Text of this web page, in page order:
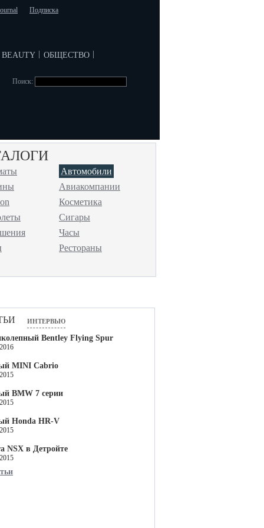
Подписка
beauty общество
Поиск:
Автомобили
Авиакомпании
Косметика
Сигары
Часы
Рестораны
интервью
Bentley Flying Spur
MINI Cabrio
BMW 7 серии
Honda HR-V
NSX в Детройте